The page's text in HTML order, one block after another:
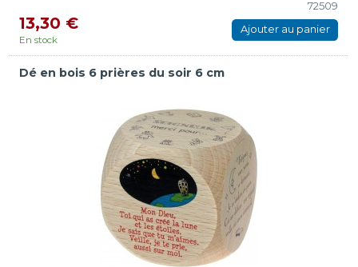
72509
13,30 €
En stock
Ajouter au panier
Dé en bois 6 prières du soir 6 cm